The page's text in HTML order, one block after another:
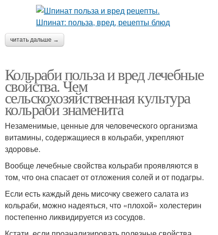
читать дальше →
Кольраби польза и вред лечебные
свойства. Чем
сельскохозяйственная культура
кольраби знаменита
Незаменимые, ценные для человеческого организма
витамины, содержащиеся в кольраби, укрепляют
здоровье.
Вообще лечебные свойства кольраби проявляются в
том, что она спасает от отложения солей и от подагры.
Если есть каждый день мисочку свежего салата из
кольраби, можно надеяться, что «плохой» холестерин
постепенно ликвидируется из сосудов.